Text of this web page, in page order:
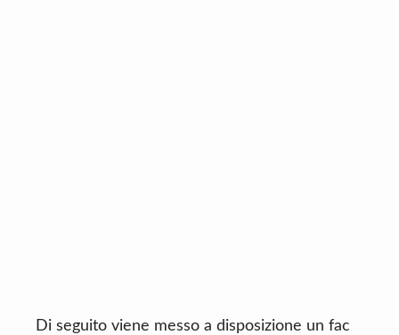
Di seguito viene messo a disposizione un fac